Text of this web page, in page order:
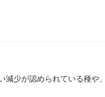
少が認められている種や